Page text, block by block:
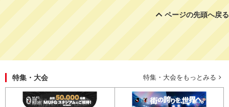
ページの先頭へ戻る
特集・大会 特集・大会をもっとみる